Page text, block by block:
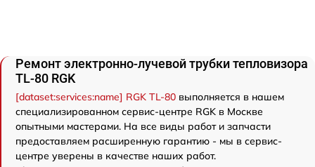
Ремонт электронно-лучевой трубки тепловизора
TL-80 RGK
[dataset:services:name] RGK TL-80 выполняется в нашем
специализированном сервис-центре RGK в Москве
опытными мастерами. На все виды работ и запчасти
предоставляем расширенную гарантию - мы в сервис-
центре уверены в качестве наших работ.